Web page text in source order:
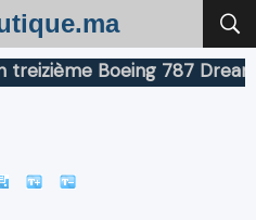
Boeing 787 Dreamliner